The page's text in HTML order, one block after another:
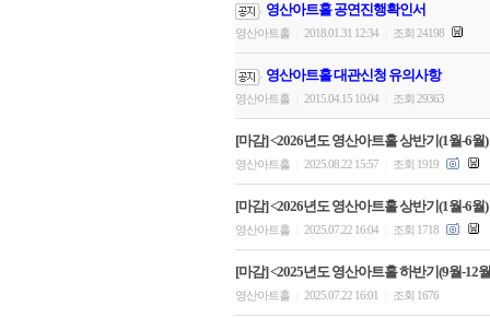
영산아트홀 공연진행확인서
영산아트홀 2018.01.31 12:34 조회 24198
영산아트홀 대관신청 유의사항
영산아트홀 2015.04.15 10:04 조회 29363
[마감] <2026년도 영산아트홀 상반기(1월-6월
영산아트홀 2025.08.22 15:57 조회 1919
[마감] <2026년도 영산아트홀 상반기(1월-6월
영산아트홀 2025.07.22 16:04 조회 1718
[마감] <2025년도 영산아트홀 하반기(9월-12
영산아트홀 2025.07.22 16:01 조회 1676